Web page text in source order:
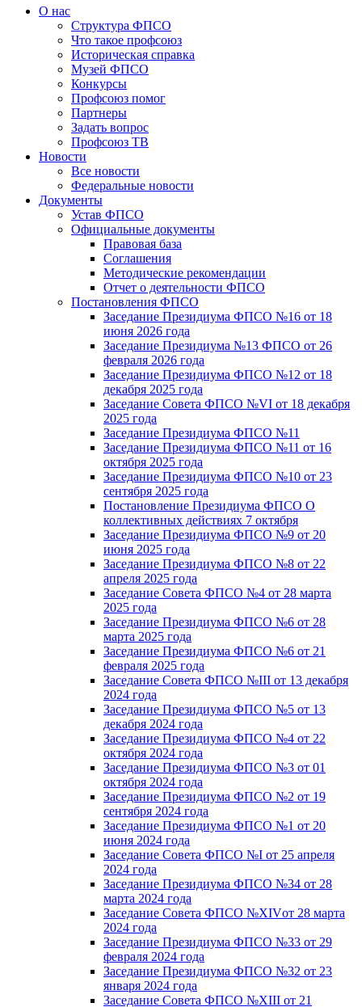
О нас
Структура ФПСО
Что такое профсоюз
Историческая справка
Музей ФПСО
Конкурсы
Профсоюз помог
Партнеры
Задать вопрос
Профсоюз ТВ
Новости
Все новости
Федеральные новости
Документы
Устав ФПСО
Официальные документы
Правовая база
Соглашения
Методические рекомендации
Отчет о деятельности ФПСО
Постановления ФПСО
Заседание Президиума ФПСО №16 от 18
июня 2026 года
Заседание Президиума №13 ФПСО от 26
февраля 2026 года
Заседание Президиума ФПСО №12 от 18
декабря 2025 года
Заседание Совета ФПСО №VI от 18 декабря
2025 года
Заседание Президиума ФПСО №11
Заседание Президиума ФПСО №11 от 16
октября 2025 года
Заседание Президиума ФПСО №10 от 23
сентября 2025 года
Постановление Президиума ФПСО О
коллективных действиях 7 октября
Заседание Президиума ФПСО №9 от 20
июня 2025 года
Заседание Президиума ФПСО №8 от 22
апреля 2025 года
Заседание Совета ФПСО №4 от 28 марта
2025 года
Заседание Президиума ФПСО №6 от 28
марта 2025 года
Заседание Президиума ФПСО №6 от 21
февраля 2025 года
Заседание Совета ФПСО №III от 13 декабря
2024 года
Заседание Президиума ФПСО №5 от 13
декабря 2024 года
Заседание Президиума ФПСО №4 от 22
октября 2024 года
Заседание Президиума ФПСО №3 от 01
октября 2024 года
Заседание Президиума ФПСО №2 от 19
сентября 2024 года
Заседание Президиума ФПСО №1 от 20
июня 2024 года
Заседание Совета ФПСО №I от 25 апреля
2024 года
Заседание Президиума ФПСО №34 от 28
марта 2024 года
Заседание Совета ФПСО №XIVот 28 марта
2024 года
Заседание Президиума ФПСО №33 от 29
февраля 2024 года
Заседание Президиума ФПСО №32 от 23
января 2024 года
Заседание Совета ФПСО №XIII от 21